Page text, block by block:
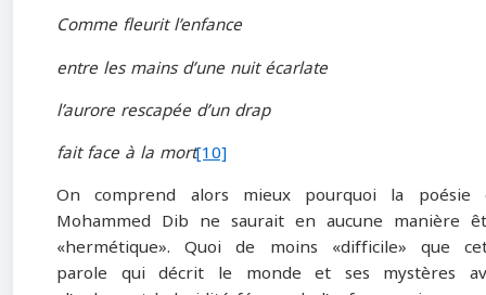
Comme fleurit l’enfance
entre les mains d’une nuit écarlate
l’aurore rescapée d’un drap
fait face à la mort[10]
On comprend alors mieux pourquoi la poésie
Mohammed Dib ne saurait en aucune manière
«hermétique». Quoi de moins «difficile» que
parole qui décrit le monde et ses mystères